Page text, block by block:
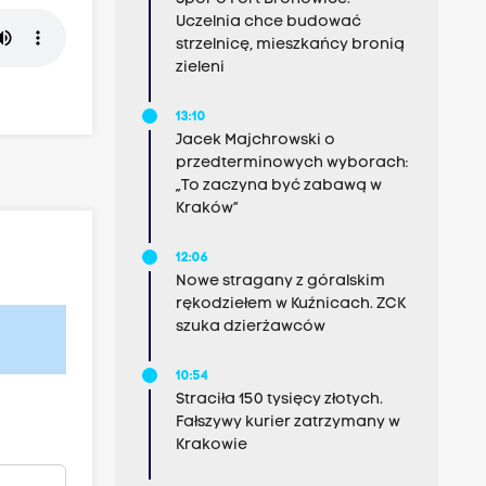
Uczelnia chce budować
strzelnicę, mieszkańcy bronią
zieleni
13:10
Jacek Majchrowski o
przedterminowych wyborach:
„To zaczyna być zabawą w
Kraków”
12:06
Nowe stragany z góralskim
rękodziełem w Kuźnicach. ZCK
szuka dzierżawców
10:54
Straciła 150 tysięcy złotych.
Fałszywy kurier zatrzymany w
Krakowie